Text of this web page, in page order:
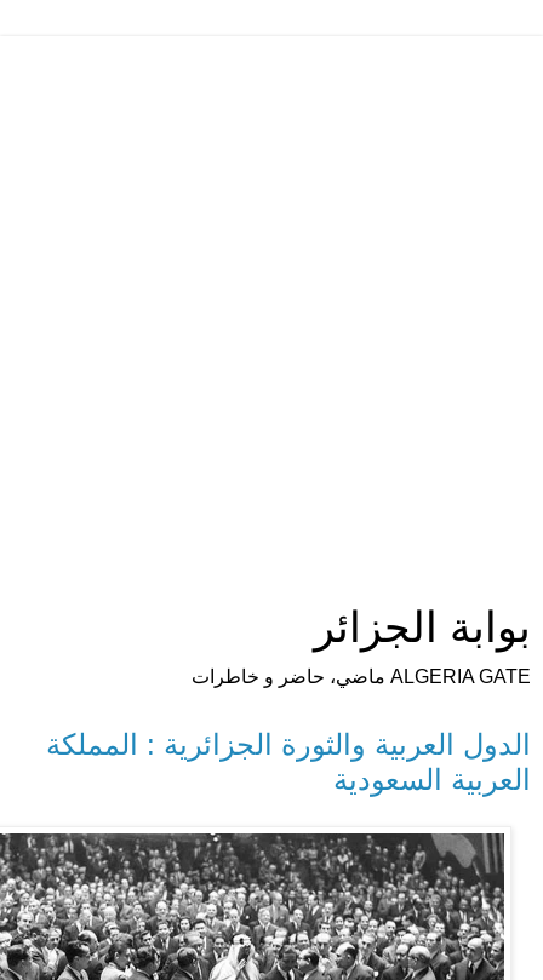
بوابة الجزائر
ALGERIA GATE ماضي، حاضر و خاطرات
الدول العربية والثورة الجزائرية : المملكة
العربية السعودية